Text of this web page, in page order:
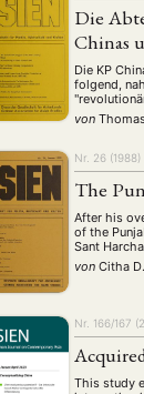
NEWS ASIEN
Die
Chinas
Die KP
folgend,
von
Nr. 26 (1988)
The
After his
of the
Sant
von Citha
Nr. 166/167
This study